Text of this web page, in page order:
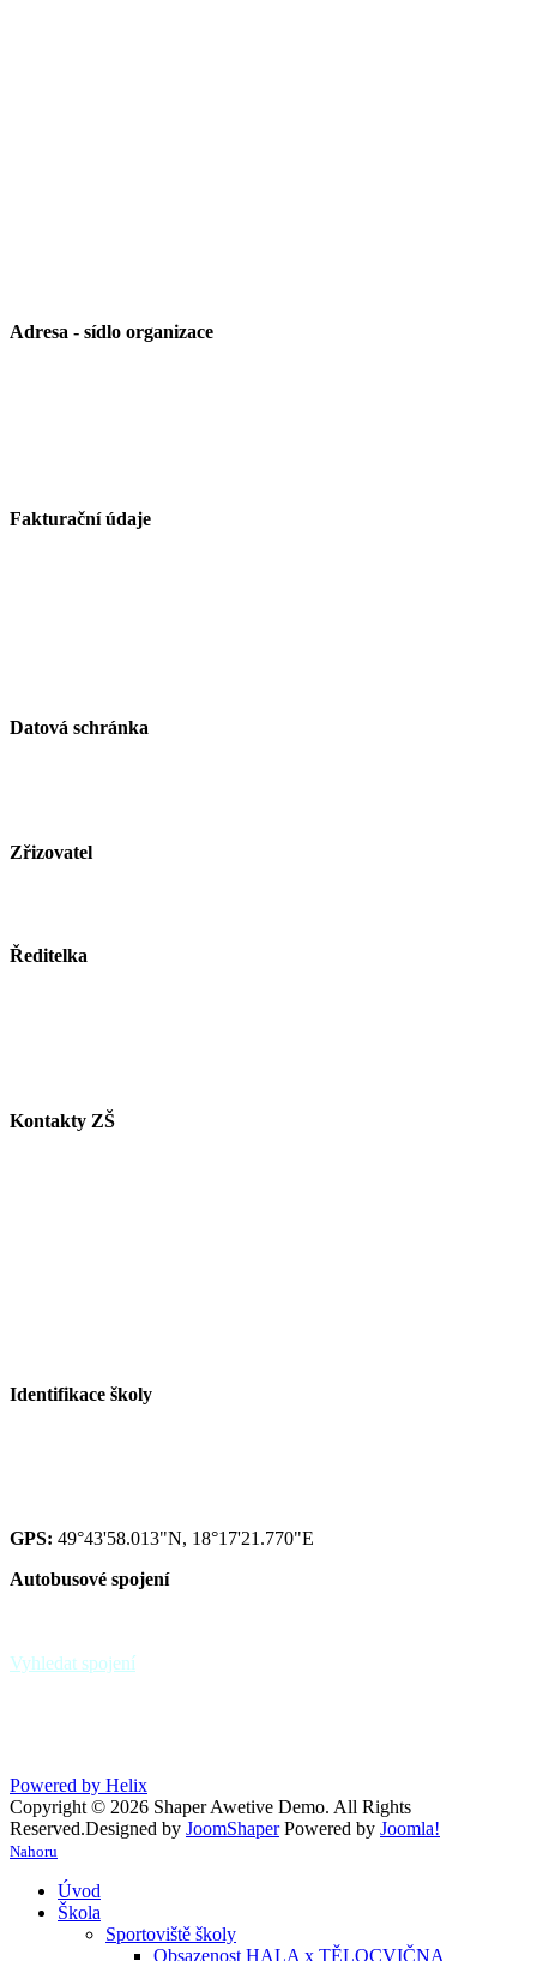
Adresa - sídlo organizace
Fakturační údaje
Datová schránka
Zřizovatel
Ředitelka
Kontakty ZŠ
Identifikace školy
GPS: 49°43'58.013"N, 18°17'21.770"E
Autobusové spojení
Vyhledat spojení
Powered by Helix
Copyright © 2026 Shaper Awetive Demo. All Rights
Reserved.Designed by JoomShaper Powered by Joomla!
Nahoru
Úvod
Škola
Sportoviště školy
Obsazenost HALA x TĚLOCVIČNA